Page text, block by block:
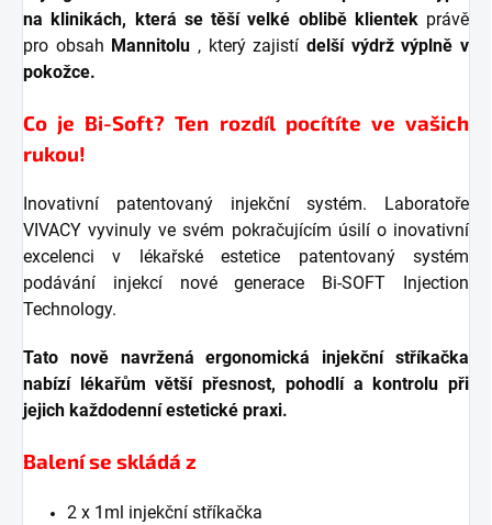
na klinikách, která se těší velké oblibě klientekprávě
pro obsah Mannitolu , který zajistídelší výdrž výplně v
pokožce.
Co je Bi-Soft? Ten rozdíl pocítíte ve vašich
rukou!
Inovativní patentovaný injekční systém. Laboratoře
VIVACY vyvinuly ve svém pokračujícím úsilí o inovativní
excelenci v lékařské estetice patentovaný systém
podávání injekcí nové generace Bi-SOFT Injection
Technology.
Tato nově navržená ergonomická injekční stříkačka
nabízí lékařům větší přesnost, pohodlí a kontrolu při
jejich každodenní estetické praxi.
Balení se skládá z
2 x 1ml injekční stříkačka